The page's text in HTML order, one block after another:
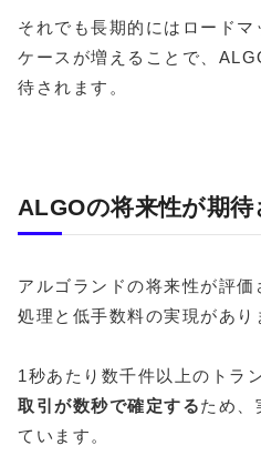
それでも長期的にはロード
ケースが増えることで、
待されます。
ALGOの将来性が期
アルゴランドの将来性が評
処理と低手数料の実現があり
1秒あたり数千件以上のトラ
取引が数秒で確定するため、
ています。